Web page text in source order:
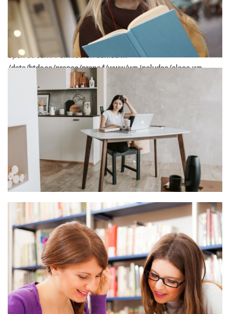
image-editor.php
on line577
Warning
: imagejpeg(/data/htdocs/prepas/prepa4/www/wp-
content/uploads/2022/04/courses-14-480x320.jpg): Failed to
open stream: Permission denied in
/data/htdocs/prepas/prepa4/www/wp-includes/class-wp-
on line577
: imagejpeg(/data/htdocs/prepas/prepa4/www/wp-
content/uploads/2016/03/portfolio-course-5-480x320.jpg):
Failed to open stream: Permission denied in
/data/htdocs/prepas/prepa4/www/wp-includes/class-wp-
image-editor.php
on line 577